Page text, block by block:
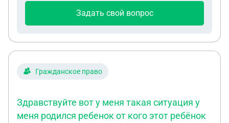
Задать свой вопрос
Гражданское право
Здравствуйте вот у меня такая ситуация у
меня родился ребенок от кого этот ребёнок